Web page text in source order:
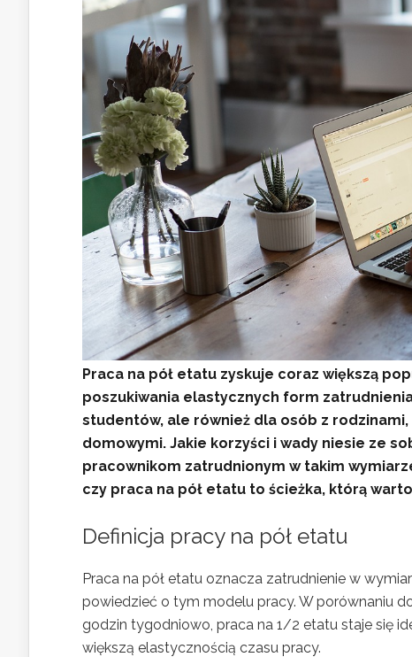
Praca na pół etatu zyskuje coraz większą
poszukiwania elastycznych form
studentów, ale również dla osób z
domowymi. Jakie korzyści i wady niesie ze
pracownikom zatrudnionym w takim
czy praca na pół etatu to ścieżka, którą
Definicja pracy na pół etatu
Praca na pół etatu oznacza zatrudnienie w
powiedzieć o tym modelu pracy. W porównaniu
godzin tygodniowo, praca na 1/2 etatu staje się
większą elastycznością czasu pracy.